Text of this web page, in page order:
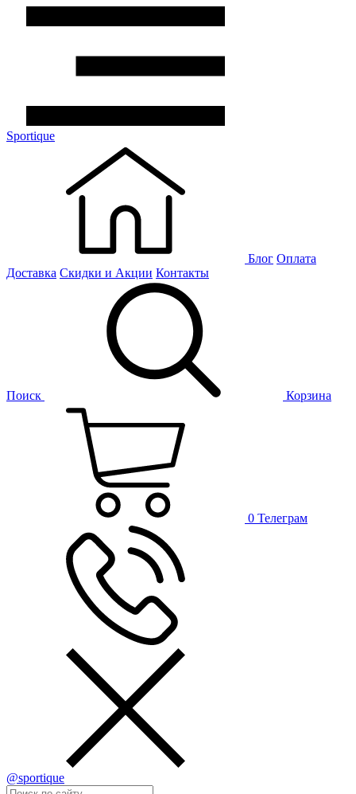
Sportique
Блог Оплата
Доставка Скидки и Акции Контакты
Поиск Корзина
0 Телеграм
@sportique